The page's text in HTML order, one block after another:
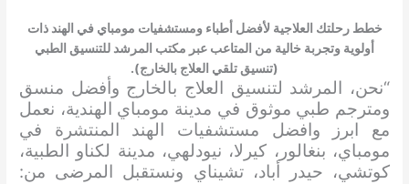
خطط رحلتك العلاجية لأفضل أطباء ومستشفيات مومباي في الهند ذات
أولوية وتجربة خالية من المتاعب عبر مكتب المرشد للتنسيق الطبي
(تنسيق تلقي العلاج بالخارج).
“نحن، المرشد لتنسيق العلاج بالخارج وأفضل منسق
ومترجم طبي موثوق في مدينة مومباي الهندية، نعمل
مع ابرز وافضل مستشفيات الهند المنتشرة في
مومباي، بنغالور، كيرلا، نيودلهي، مدينة لكناو الطبية،
كوتشي، حيدر أباد، تشيناي ونستقبل المرضى من: